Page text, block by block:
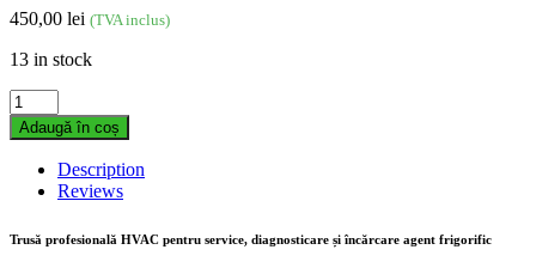
450,00 lei (TVA inclus)
13 in stock
Trusă
Manometre
HVAC
89U
Upgrade
Cuple
Adaugă în coș
Description
Reviews
Trusă profesională HVAC pentru service, diagnosticare și încărcare agent frigorific